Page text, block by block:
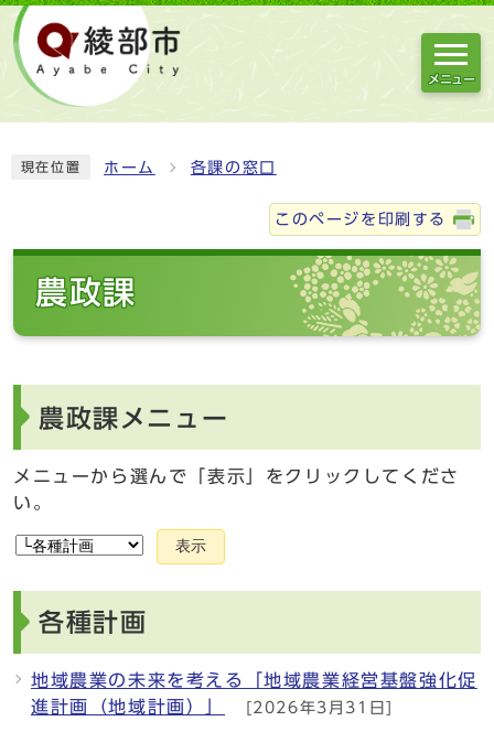
メニュー
現在位置 ホーム 各課の窓口
このページを印刷する
農政課
農政課メニュー
メニューから選んで「表示」をクリックしてくださ
い。
表示
各種計画
地域農業の未来を考える「地域農業経営基盤強化促
進計画（地域計画）」
[2026年3月31日]